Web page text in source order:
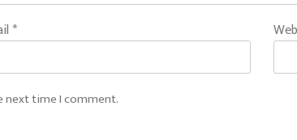
*
next time I comment.